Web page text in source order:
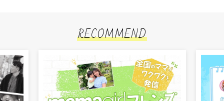
RECOMMEND